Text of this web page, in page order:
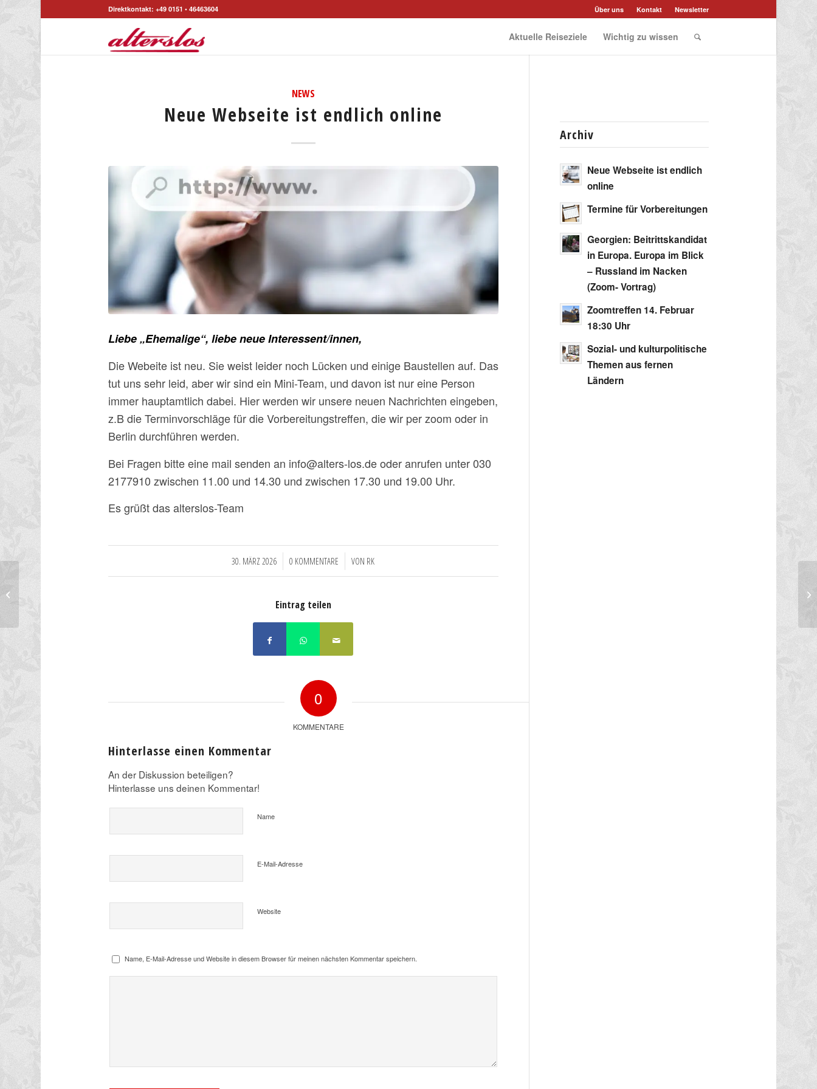
Über uns Kontakt Newsletter
Direktkontakt: +49 0151 • 46463604
Aktuelle Reiseziele Wichtig zu wissen
NEWS
Neue Webseite ist endlich online
Liebe „Ehemalige“, liebe neue Interessent/innen,
Die Webeite ist neu. Sie weist leider noch Lücken und einige Baustellen auf. Das
tut uns sehr leid, aber wir sind ein Mini-Team, und davon ist nur eine Person
immer hauptamtlich dabei. Hier werden wir unsere neuen Nachrichten eingeben,
z.B die Terminvorschläge für die Vorbereitungstreffen, die wir per zoom oder in
Berlin durchführen werden.
Bei Fragen bitte eine mail senden an info@alters-los.de oder anrufen unter 030
2177910 zwischen 11.00 und 14.30 und zwischen 17.30 und 19.00 Uhr.
Es grüßt das alterslos-Team
30. MÄRZ 2026
/ 0 KOMMENTARE
/ VON RK
Eintrag teilen
0
KOMMENTARE
Hinterlasse einen Kommentar
An der Diskussion beteiligen?
Hinterlasse uns deinen Kommentar!
Name
E-Mail-Adresse
Website
Name, E-Mail-Adresse und Website in diesem Browser für meinen nächsten Kommentar speichern.
Archiv
Neue Webseite ist endlich
online
Termine für Vorbereitungen
Georgien: Beitrittskandidat
in Europa. Europa im Blick
– Russland im Nacken
(Zoom- Vortrag)
Zoomtreffen 14. Februar
18:30 Uhr
Sozial- und kulturpolitische
Themen aus fernen
Ländern